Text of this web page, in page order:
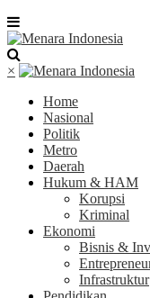
×
Home
Nasional
Politik
Metro
Daerah
Hukum & HAM
Korupsi
Kriminal
Ekonomi
Bisnis &
Infrastruktur